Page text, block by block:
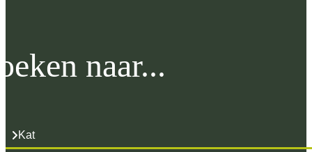
naar...
Kat